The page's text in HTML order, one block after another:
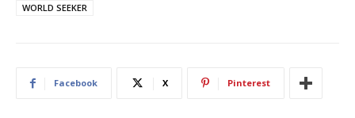
WORLD SEEKER
Facebook X Pinterest